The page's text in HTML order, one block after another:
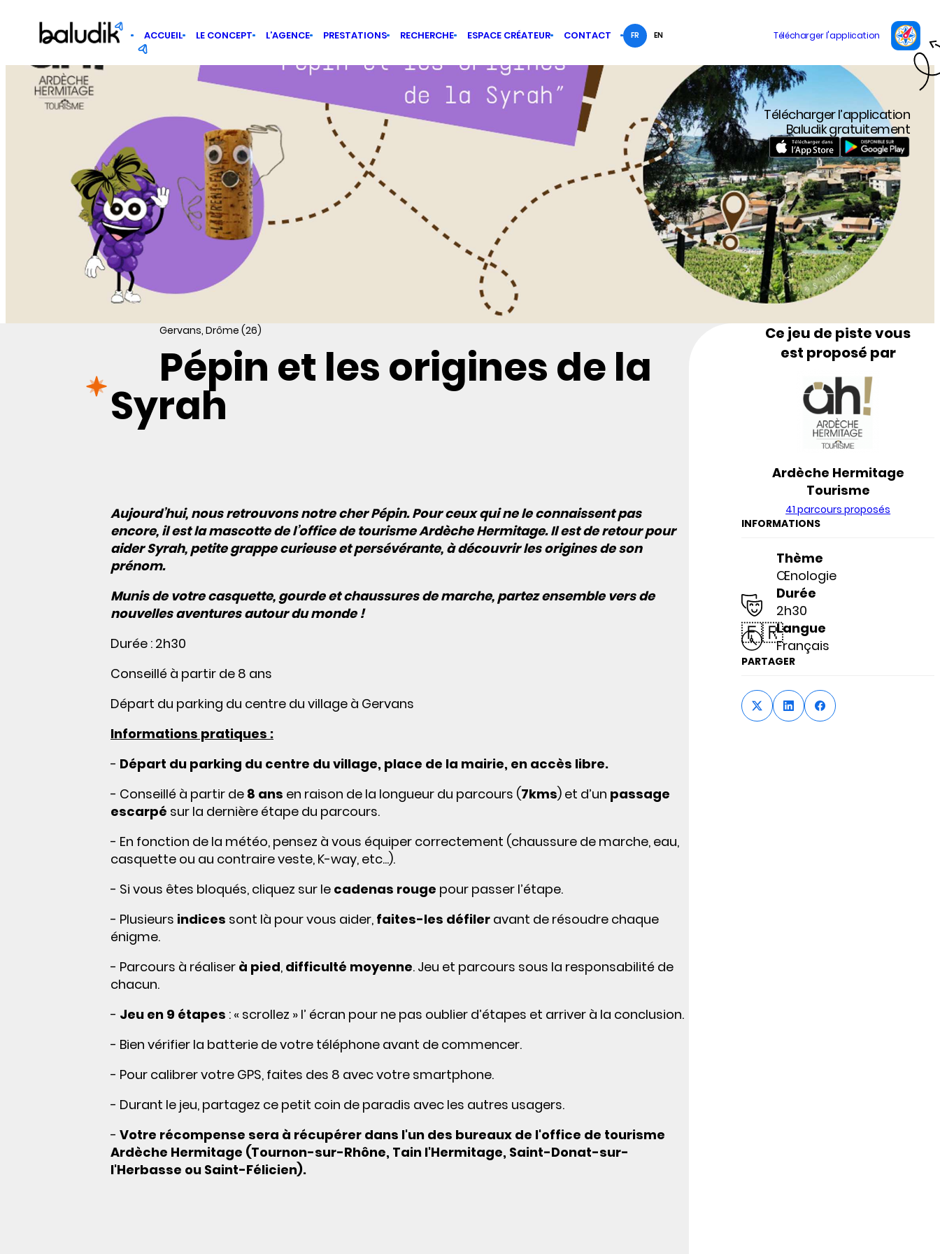
ACCUEIL LE CONCEPT L’AGENCE PRESTATIONS RECHERCHE ESPACE CRÉATEUR CONTACT FR EN
Télécharger l’application
Baludik gratuitement
Gervans, Drôme (26)
Pépin et les origines de la
Syrah
Aujourd’hui, nous retrouvons notre cher Pépin. Pour ceux qui ne le connaissent pas
encore, il est la mascotte de l’office de tourisme Ardèche Hermitage. Il est de retour pour
aider Syrah, petite grappe curieuse et persévérante, à découvrir les origines de son
prénom.
Munis de votre casquette, gourde et chaussures de marche, partez ensemble vers de
nouvelles aventures autour du monde !
Durée : 2h30
Conseillé à partir de 8 ans
Départ du parking du centre du village à Gervans
Informations pratiques :
- Départ du parking du centre du village, place de la mairie, en accès libre.
- Conseillé à partir de 8 ans en raison de la longueur du parcours (7kms) et d’un passage
escarpé sur la dernière étape du parcours.
- En fonction de la météo, pensez à vous équiper correctement (chaussure de marche, eau,
casquette ou au contraire veste, K-way, etc...).
- Si vous êtes bloqués, cliquez sur le cadenas rouge pour passer l’étape.
- Plusieurs indices sont là pour vous aider, faites-les défiler avant de résoudre chaque
énigme.
- Parcours à réaliser à pied, difficulté moyenne. Jeu et parcours sous la responsabilité de
chacun.
- Jeu en 9 étapes : « scrollez » l’ écran pour ne pas oublier d’étapes et arriver à la conclusion.
- Bien vérifier la batterie de votre téléphone avant de commencer.
- Pour calibrer votre GPS, faites des 8 avec votre smartphone.
- Durant le jeu, partagez ce petit coin de paradis avec les autres usagers.
- Votre récompense sera à récupérer dans l'un des bureaux de l'office de tourisme
Ardèche Hermitage (Tournon-sur-Rhône, Tain l'Hermitage, Saint-Donat-sur-
l'Herbasse ou Saint-Félicien).
Ce jeu de piste vous
est proposé par
Ardèche Hermitage
Tourisme
41 parcours proposés
INFORMATIONS
Thème
Œnologie
Durée
2h30
🇫🇷Langue
Français
PARTAGER